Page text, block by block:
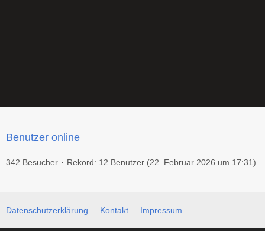
Benutzer online
342 Besucher Rekord: 12 Benutzer (22. Februar 2026 um 17:31)
Datenschutzerklärung Kontakt Impressum